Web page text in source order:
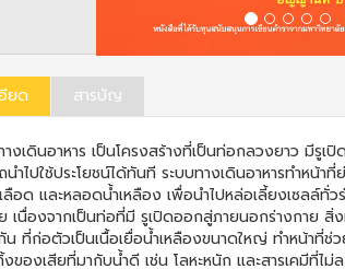
ยด สารบัญ
างเดินอาหาร เป็นโครงสร้างที่เป็นท่อกลวงยาว มีรูเ
นำไปใช้ประโยชน์ได้ทันที ระบบทางเดินอาหารทำหน้
ลือด และหลอดน้ำเหลือง เพื่อนำไปหล่อเลี้ยงเซลล์
เนื่องจากเป็นท่อที่มี รูเปิดออกสู่ภายนอกร่างกาย สิ่
ที่ก่อตัวเป็นเนื้อเยื่อน้ำเหลืองขนาดใหญ่ ทำหน้าที่ช่
ของเสียที่มากับน้ำดี เช่น โลหะหนัก และสารเคมีที่ไ